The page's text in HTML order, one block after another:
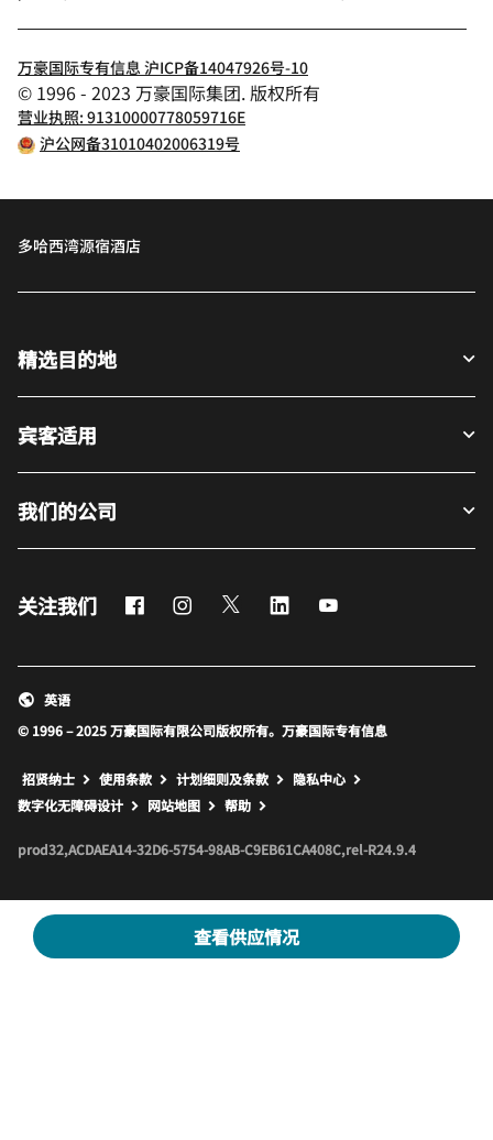
查看供应情况
万豪国际专有信息 沪ICP备14047926号-10
© 1996 - 2023 万豪国际集团. 版权所有
营业执照: 91310000778059716E
沪公网备31010402006319号
多哈西湾源宿酒店
精选目的地
宾客适用
我们的公司
关注我们 FacebookInstagram
Twitter LinkedIn
© 1996 – 2025 万豪国际有限公司版权所有。万豪国际专有信息
英语
招贤纳士 使用条款 计划细则及条款
隐私中心
数字化无障碍设计
网站地图 打开新窗口
帮助
prod32,ACDAEA14-32D6-5754-98AB-C9EB61CA408C,rel-R24.9.4